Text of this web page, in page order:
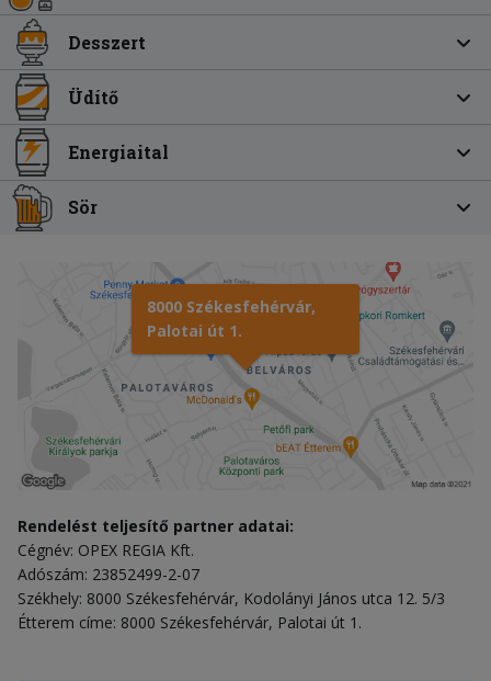
Desszert
Üdítő
Energiaital
Sör
8000 Székesfehérvár,
Palotai út 1.
Rendelést teljesítő partner adatai:
Cégnév: OPEX REGIA Kft.
Adószám: 23852499-2-07
Székhely: 8000 Székesfehérvár, Kodolányi János utca 12. 5/3
Étterem címe: 8000 Székesfehérvár, Palotai út 1.